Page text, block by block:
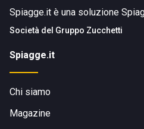
facilmente accessibile dal
Spiagge.it è una soluzione
Società del Gruppo Zucchetti
Spiagge.it
Chi siamo
Magazine